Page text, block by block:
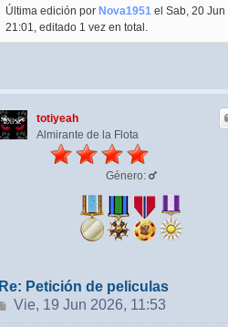
Última edición por Nova1951 el Sab, 20 Jun
21:01, editado 1 vez en total.
totiyeah
Almirante de la Flota
Género:
Re: Petición de peliculas
Mensaje
Vie, 19 Jun 2026, 11:53